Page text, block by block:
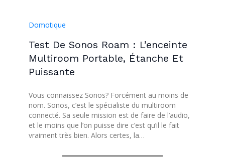
Domotique
Test De Sonos Roam : L’enceinte
Multiroom Portable, Étanche Et
Puissante
Vous connaissez Sonos? Forcément au moins de
nom. Sonos, c’est le spécialiste du multiroom
connecté. Sa seule mission est de faire de l’audio,
et le moins que l’on puisse dire c’est qu’il le fait
vraiment très bien. Alors certes, la…